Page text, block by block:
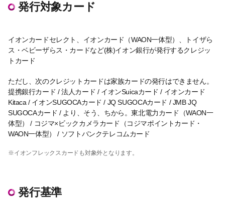
発行対象カード
イオンカードセレクト、イオンカード（WAON一体型）、トイザら
ス・ベビーザらス・カードなど(株)イオン銀行が発行するクレジッ
トカード
ただし、次のクレジットカードは家族カードの発行はできません。
提携銀行カード / 法人カード / イオンSuicaカード / イオンカード
Kitaca / イオンSUGOCAカード / JQ SUGOCAカード / JMB JQ
SUGOCAカード / より、そう、ちから。東北電力カード（WAON一
体型） / コジマ×ビックカメラカード（コジマポイントカード・
WAON一体型） / ソフトバンクテレコムカード
※イオンフレックスカードも対象外となります。
発行基準